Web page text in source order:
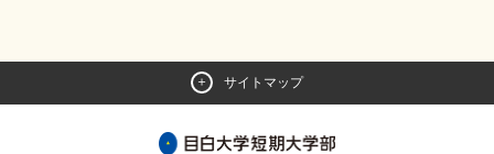
サイトマップ